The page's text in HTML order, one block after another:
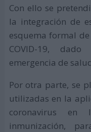
Con ello se
la integración de
esquema formal
COVID-19,
emergencia de
Por otra parte, se
utilizadas en la
coronavirus en
inmunización,